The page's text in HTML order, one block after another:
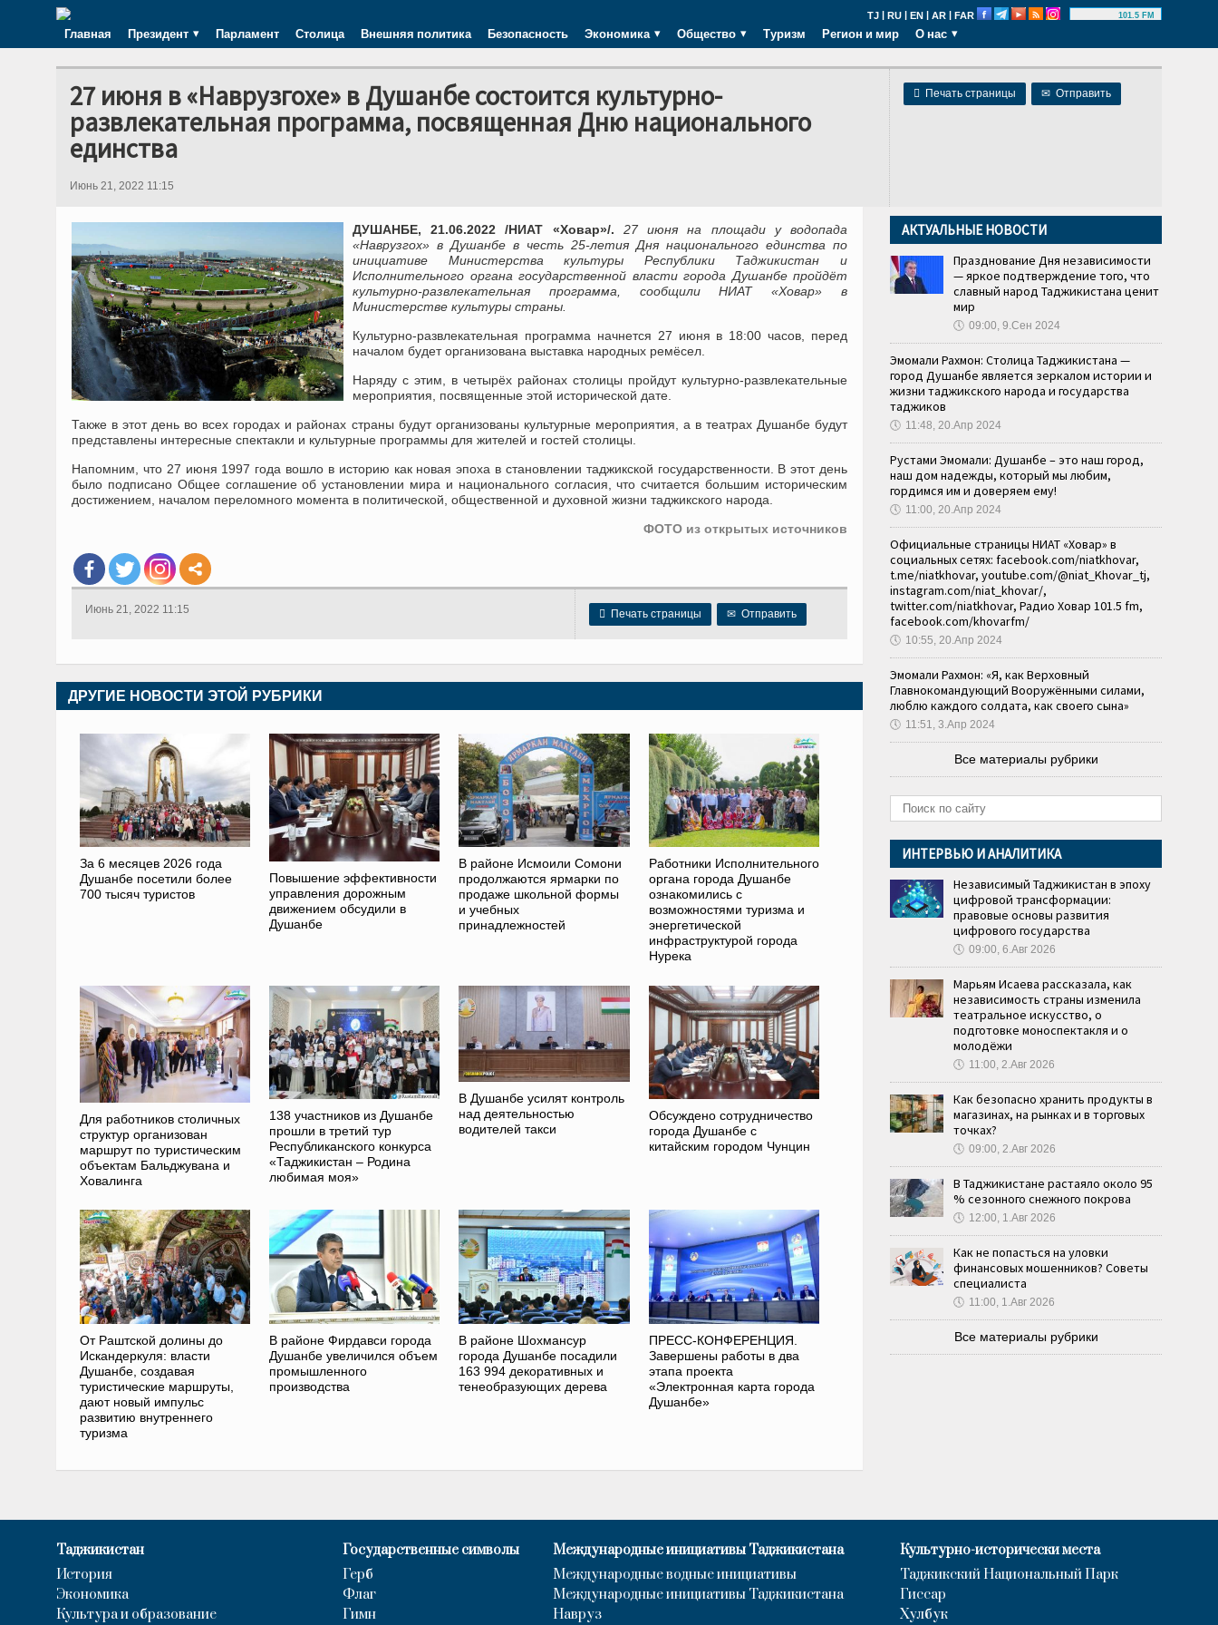
TJ | RU | EN | AR | FAR 101.5 FM
Главная Президент Парламент Столица Внешняя политика Безопасность Экономика Общество Туризм Регион и мир О нас
 Печать страницы ✉ Отправить
27 июня в «Наврузгохе» в Душанбе состоится культурно-
развлекательная программа, посвященная Дню национального
единства
Июнь 21, 2022 11:15
ДУШАНБЕ, 21.06.2022 /НИАТ «Ховар»/. 27 июня на площади у водопада
«Наврузгох» в Душанбе в честь 25-летия Дня национального единства по
инициативе Министерства культуры Республики Таджикистан и
Исполнительного органа государственной власти города Душанбе пройдёт
культурно-развлекательная программа, сообщили НИАТ «Ховар» в
Министерстве культуры страны.
Культурно-развлекательная программа начнется 27 июня в 18:00 часов, перед
началом будет организована выставка народных ремёсел.
Наряду с этим, в четырёх районах столицы пройдут культурно-развлекательные
мероприятия, посвященные этой исторической дате.
Также в этот день во всех городах и районах страны будут организованы культурные мероприятия, а в театрах Душанбе будут
представлены интересные спектакли и культурные программы для жителей и гостей столицы.
Напомним, что 27 июня 1997 года вошло в историю как новая эпоха в становлении таджикской государственности. В этот день
было подписано Общее соглашение об установлении мира и национального согласия, что считается большим историческим
достижением, началом переломного момента в политической, общественной и духовной жизни таджикского народа.
ФОТО из открытых источников
 Печать страницы ✉ Отправить
Июнь 21, 2022 11:15
ДРУГИЕ НОВОСТИ ЭТОЙ РУБРИКИ
За 6 месяцев 2026 года
Душанбе посетили более
700 тысяч туристов
Повышение эффективности
управления дорожным
движением обсудили в
Душанбе
В районе Исмоили Сомони
продолжаются ярмарки по
продаже школьной формы
и учебных
принадлежностей
Работники Исполнительного
органа города Душанбе
ознакомились с
возможностями туризма и
энергетической
инфраструктурой города
Нурека
Для работников столичных
структур организован
маршрут по туристическим
объектам Бальджувана и
Ховалинга
138 участников из Душанбе
прошли в третий тур
Республиканского конкурса
«Таджикистан – Родина
любимая моя»
В Душанбе усилят контроль
над деятельностью
водителей такси
Обсуждено сотрудничество
города Душанбе с
китайским городом Чунцин
От Раштcкой долины до
Искандеркуля: власти
Душанбе, создавая
туристические маршруты,
дают новый импульс
развитию внутреннего
туризма
В районе Фирдавси города
Душанбе увеличился объем
промышленного
производства
В районе Шохмансур
города Душанбе посадили
163 994 декоративных и
тенеобразующих дерева
ПРЕСС-КОНФЕРЕНЦИЯ.
Завершены работы в два
этапа проекта
«Электронная карта города
Душанбе»
АКТУАЛЬНЫЕ НОВОСТИ
Празднование Дня независимости
— яркое подтверждение того, что
славный народ Таджикистана ценит
мир
🕔 09:00, 9.Сен 2024
Эмомали Рахмон: Столица Таджикистана —
город Душанбе является зеркалом истории и
жизни таджикского народа и государства
таджиков
🕔 11:48, 20.Апр 2024
Рустами Эмомали: Душанбе – это наш город,
наш дом надежды, который мы любим,
гордимся им и доверяем ему!
🕔 11:00, 20.Апр 2024
Официальные страницы НИАТ «Ховар» в
социальных сетях: facebook.com/niatkhovar,
t.me/niatkhovar, youtube.com/@niat_Khovar_tj,
instagram.com/niat_khovar/,
twitter.com/niatkhovar, Радио Ховар 101.5 fm,
facebook.com/khovarfm/
🕔 10:55, 20.Апр 2024
Эмомали Рахмон: «Я, как Верховный
Главнокомандующий Вооружёнными силами,
люблю каждого солдата, как своего сына»
🕔 11:51, 3.Апр 2024
Все материалы рубрики
ИНТЕРВЬЮ И АНАЛИТИКА
Независимый Таджикистан в эпоху
цифровой трансформации:
правовые основы развития
цифрового государства
🕔 09:00, 6.Авг 2026
Марьям Исаева рассказала, как
независимость страны изменила
театральное искусство, о
подготовке моноспектакля и о
молодёжи
🕔 11:00, 2.Авг 2026
Как безопасно хранить продукты в
магазинах, на рынках и в торговых
точках?
🕔 09:00, 2.Авг 2026
В Таджикистане растаяло около 95
% сезонного снежного покрова
🕔 12:00, 1.Авг 2026
Как не попасться на уловки
финансовых мошенников? Советы
специалиста
🕔 11:00, 1.Авг 2026
Все материалы рубрики
Таджикистан
История
Экономика
Культура и образование
Государственные символы
Герб
Флаг
Гимн
Международные инициативы Таджикистана
Международные водные инициативы
Международные инициативы Таджикистана
Навруз
Культурно-исторически места
Таджикский Национальный Парк
Гиссар
Хулбук